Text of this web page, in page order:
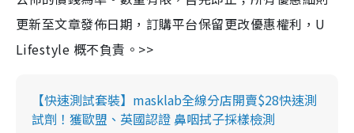
更新至文章發佈日期，訂購平台保留更改優惠權利，U
Lifestyle 概不負責。>>
【快速測試套裝】masklab全線分店開賣$28快速測
試劑！獲歐盟、英國認證 鼻咽拭子採樣檢測